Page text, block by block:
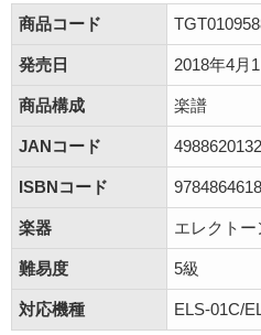
商品コード
発売日 2018年4月
商品構成 楽譜
JANコード
ISBNコード
楽器 エレクトー
難易度 5級
対応機種 ELS-01C/